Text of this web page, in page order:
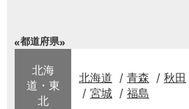
都道府県
北海
道・東
北
北海道 青森 秋田
宮城
福島